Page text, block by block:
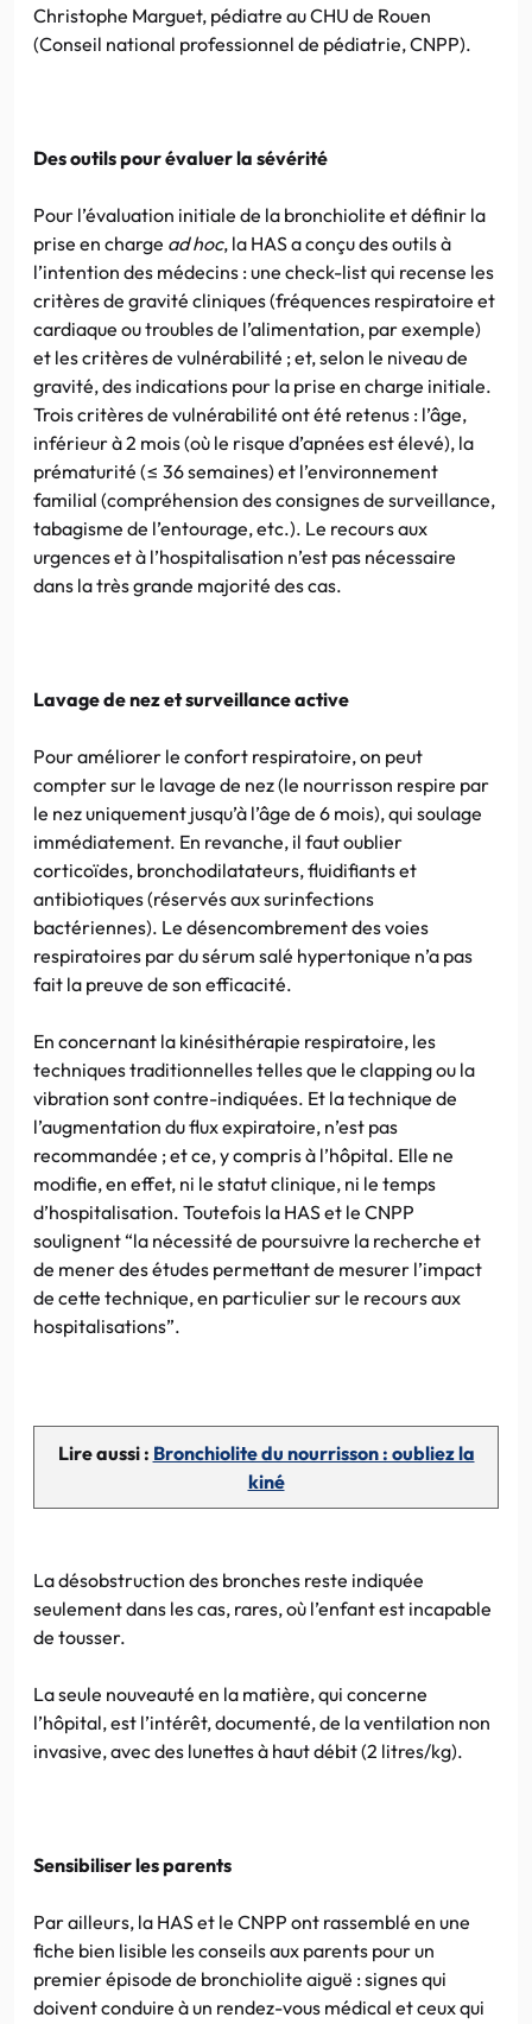
Christophe Marguet, pédiatre au CHU de Rouen
(Conseil national professionnel de pédiatrie, CNPP).
Des outils pour évaluer la sévérité
Pour l’évaluation initiale de la bronchiolite et définir la
prise en charge ad hoc, la HAS a conçu des outils à
l’intention des médecins : une check-list qui recense les
critères de gravité cliniques (fréquences respiratoire et
cardiaque ou troubles de l’alimentation, par exemple)
et les critères de vulnérabilité ; et, selon le niveau de
gravité, des indications pour la prise en charge initiale.
Trois critères de vulnérabilité ont été retenus : l’âge,
inférieur à 2 mois (où le risque d’apnées est élevé), la
prématurité (≤ 36 semaines) et l’environnement
familial (compréhension des consignes de surveillance,
tabagisme de l’entourage, etc.). Le recours aux
urgences et à l’hospitalisation n’est pas nécessaire
dans la très grande majorité des cas.
Lavage de nez et surveillance active
Pour améliorer le confort respiratoire, on peut
compter sur le lavage de nez (le nourrisson respire par
le nez uniquement jusqu’à l’âge de 6 mois), qui soulage
immédiatement. En revanche, il faut oublier
corticoïdes, bronchodilatateurs, fluidifiants et
antibiotiques (réservés aux surinfections
bactériennes). Le désencombrement des voies
respiratoires par du sérum salé hypertonique n’a pas
fait la preuve de son efficacité.
En concernant la kinésithérapie respiratoire, les
techniques traditionnelles telles que le clapping ou la
vibration sont contre-indiquées. Et la technique de
l’augmentation du flux expiratoire, n’est pas
recommandée ; et ce, y compris à l’hôpital. Elle ne
modifie, en effet, ni le statut clinique, ni le temps
d’hospitalisation. Toutefois la HAS et le CNPP
soulignent “la nécessité de poursuivre la recherche et
de mener des études permettant de mesurer l’impact
de cette technique, en particulier sur le recours aux
hospitalisations”.
Lire aussi : Bronchiolite du nourrisson : oubliez la
kiné
La désobstruction des bronches reste indiquée
seulement dans les cas, rares, où l’enfant est incapable
de tousser.
La seule nouveauté en la matière, qui concerne
l’hôpital, est l’intérêt, documenté, de la ventilation non
invasive, avec des lunettes à haut débit (2 litres/kg).
Sensibiliser les parents
Par ailleurs, la HAS et le CNPP ont rassemblé en une
fiche bien lisible les conseils aux parents pour un
premier épisode de bronchiolite aiguë : signes qui
doivent conduire à un rendez-vous médical et ceux qui